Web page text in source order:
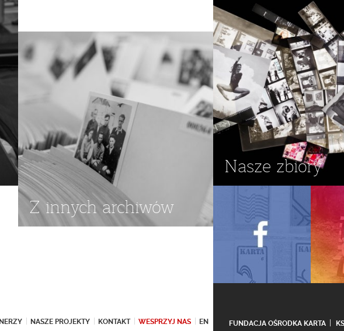
Z innych archiwów
Nasze zbiory
NASZE PROJEKTY KONTAKT WESPRZYJ NAS EN FUNDACJA OŚRODKA KARTA